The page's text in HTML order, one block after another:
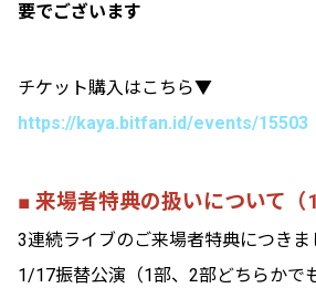
要でございます
チケット購入はこちら▼
https://kaya.bitfan.id/events/15503
■ 来場者特典の扱いについて（
3連続ライブのご来場者特典につきま
1/17振替公演（1部、2部どちらかで